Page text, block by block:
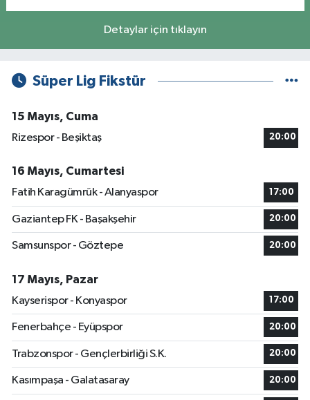
Detaylar için tıklayın
Süper Lig Fikstür
15 Mayıs, Cuma
Rizespor - Beşiktaş
20:00
16 Mayıs, Cumartesi
Fatih Karagümrük - Alanyaspor
17:00
Gaziantep FK - Başakşehir 20:00
Samsunspor - Göztepe 20:00
17 Mayıs, Pazar
Kayserispor - Konyaspor
17:00
Fenerbahçe - Eyüpspor 20:00
Trabzonspor - Gençlerbirliği S.K. 20:00
Kasımpaşa - Galatasaray 20:00